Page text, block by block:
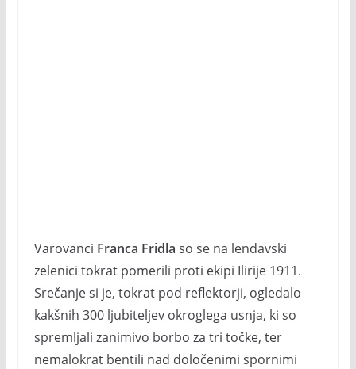
Varovanci Franca Fridla so se na lendavski
zelenici tokrat pomerili proti ekipi Ilirije 1911.
Srečanje si je, tokrat pod reflektorji, ogledalo
kakšnih 300 ljubiteljev okroglega usnja, ki so
spremljali zanimivo borbo za tri točke, ter
nemalokrat bentili nad določenimi spornimi